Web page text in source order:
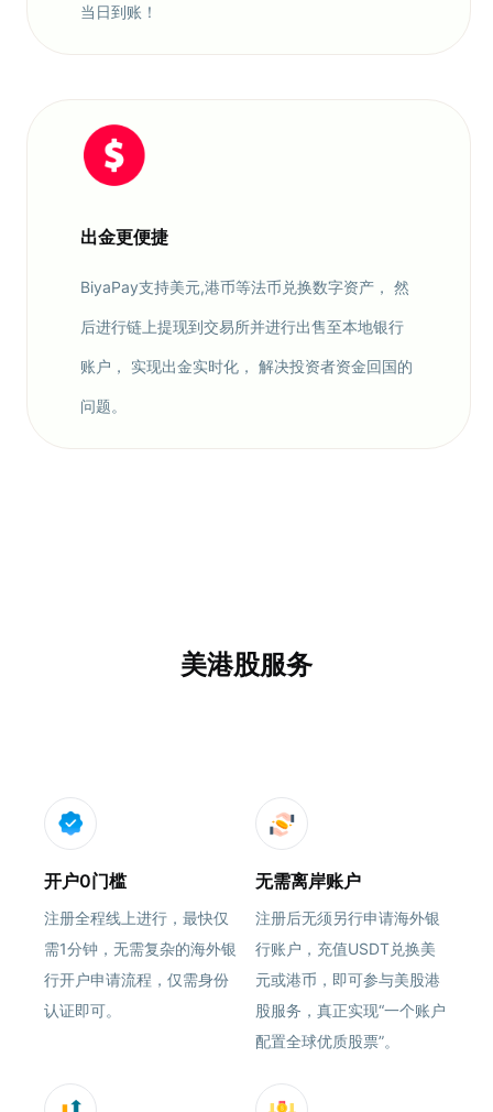
当日到账！
出金更便捷
BiyaPay支持美元,港币等法币兑换数字资产， 然
后进行链上提现到交易所并进行出售至本地银行
账户， 实现出金实时化， 解决投资者资金回国的
问题。
美港股服务
开户0门槛
注册全程线上进行，最快仅
需1分钟，无需复杂的海外银
行开户申请流程，仅需身份
认证即可。
无需离岸账户
注册后无须另行申请海外银
行账户，充值USDT兑换美
元或港币，即可参与美股港
股服务，真正实现“一个账户
配置全球优质股票”。